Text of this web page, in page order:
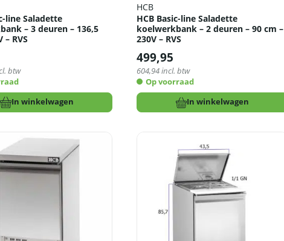
line Saladette
– 3 deuren – 136,5
– RVS
btw
In winkelwagen
HCB
HCB Basic-line Saladette
koelwerkbank – 2 deuren – 90 cm –
230V – RVS
499,95
604,94incl. btw
Op voorraad
In winkelwagen